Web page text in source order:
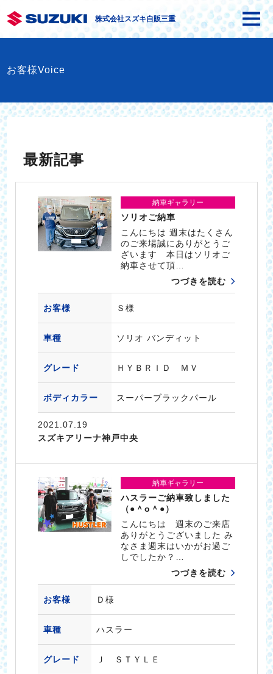
株式会社スズキ自販三重
お客様Voice
最新記事
納車ギャラリー
ソリオご納車
こんにちは 週末はたくさん
のご来場誠にありがとうご
ざいます 本日はソリオご
納車させて頂…
つづきを読む
お客様 Ｓ様
車種 ソリオ バンディット
グレード ＨＹＢＲＩＤ ＭＶ
ボディカラー スーパーブラックパール
2021.07.19
スズキアリーナ神戸中央
納車ギャラリー
ハスラーご納車致しました
（●＾o＾●）
こんにちは 週末のご来店
ありがとうございました み
なさま週末はいかがお過ご
しでしたか？…
つづきを読む
お客様 Ｄ様
車種 ハスラー
グレード Ｊ ＳＴＹＬＥ